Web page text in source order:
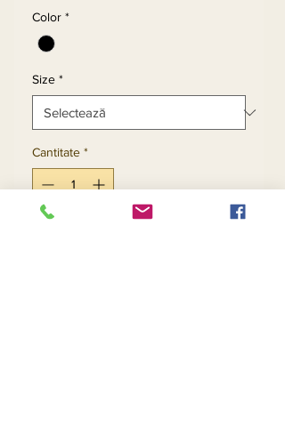
Color *
Size *
Cantitate *